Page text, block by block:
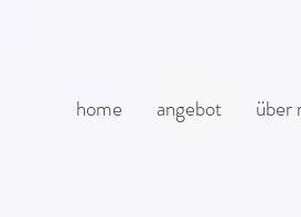
home angebot über